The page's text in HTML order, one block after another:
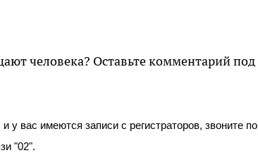
человека? Оставьте комментарий под
и у вас имеются записи с регистраторов, звоните по
"02".